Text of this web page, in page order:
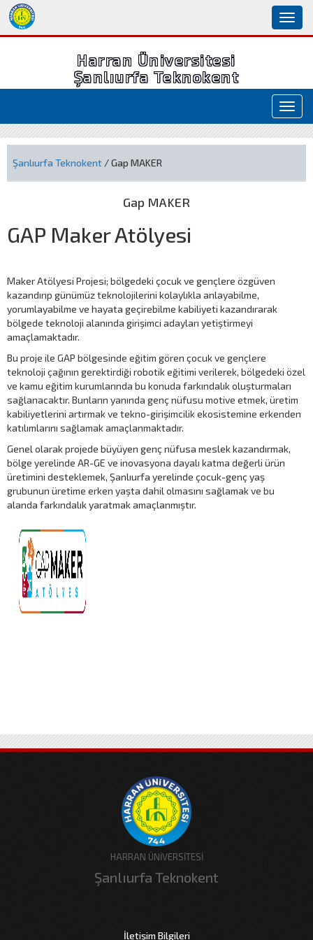
Harran Üniversitesi
Şanlıurfa Teknokent
Şanlıurfa Teknokent / Gap MAKER
Gap MAKER
GAP Maker Atölyesi
Maker Atölyesi Projesi; bölgedeki çocuk ve gençlere özgüven
kazandırıp günümüz teknolojilerini kolaylıkla anlayabilme,
yorumlayabilme ve hayata geçirebilme kabiliyeti kazandırarak
bölgede teknoloji alanında girişimci adayları yetiştirmeyi
amaçlamaktadır.
Bu proje ile GAP bölgesinde eğitim gören çocuk ve gençlere
teknoloji çağının gerektirdiği robotik eğitimi verilerek, bölgedeki özel
ve kamu eğitim kurumlarında bu konuda farkındalık oluşturmaları
sağlanacaktır. Bunların yanında genç nüfusu motive etmek, üretim
kabiliyetlerini artırmak ve tekno-girişimcilik ekosistemine erkenden
katılımlarını sağlamak amaçlanmaktadır.
Genel olarak projede büyüyen genç nüfusa meslek kazandırmak,
bölge yerelinde AR-GE ve inovasyona dayalı katma değerli ürün
üretimini desteklemek, Şanlıurfa yerelinde çocuk-genç yaş
grubunun üretime erken yaşta dahil olmasını sağlamak ve bu
alanda farkındalık yaratmak amaçlanmıştır.
HARRAN ÜNİVERSİTESİ
Şanlıurfa Teknokent
İletişim Bilgileri